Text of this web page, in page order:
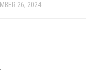
26, 2024